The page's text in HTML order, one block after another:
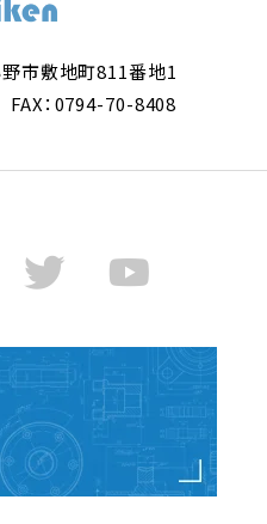
市敷地町811番地1
：0794-70-8408